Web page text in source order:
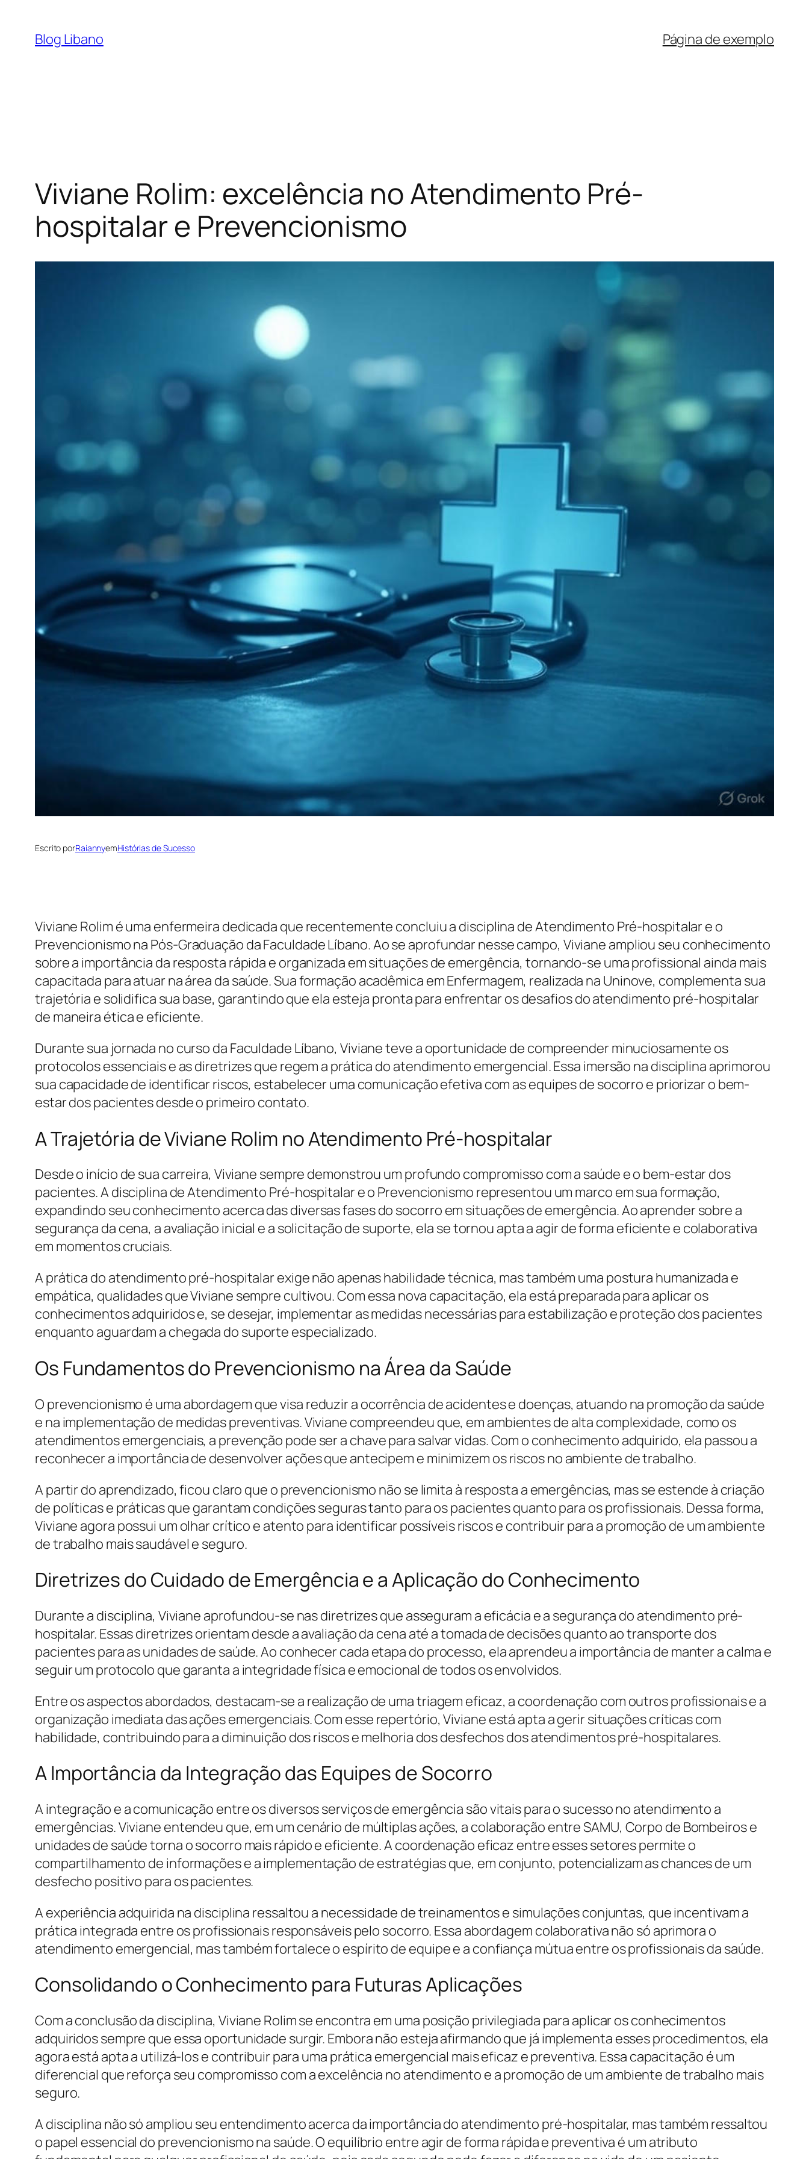
Blog Libano Página de exemplo
Viviane Rolim: excelência no Atendimento Pré-
hospitalar e Prevencionismo
Escrito porRaiannyemHistórias de Sucesso
Viviane Rolim é uma enfermeira dedicada que recentemente concluiu a disciplina de Atendimento Pré-hospitalar e o
Prevencionismo na Pós-Graduação da Faculdade Líbano. Ao se aprofundar nesse campo, Viviane ampliou seu conhecimento
sobre a importância da resposta rápida e organizada em situações de emergência, tornando-se uma profissional ainda mais
capacitada para atuar na área da saúde. Sua formação acadêmica em Enfermagem, realizada na Uninove, complementa sua
trajetória e solidifica sua base, garantindo que ela esteja pronta para enfrentar os desafios do atendimento pré-hospitalar
de maneira ética e eficiente.
Durante sua jornada no curso da Faculdade Líbano, Viviane teve a oportunidade de compreender minuciosamente os
protocolos essenciais e as diretrizes que regem a prática do atendimento emergencial. Essa imersão na disciplina aprimorou
sua capacidade de identificar riscos, estabelecer uma comunicação efetiva com as equipes de socorro e priorizar o bem-
estar dos pacientes desde o primeiro contato.
A Trajetória de Viviane Rolim no Atendimento Pré-hospitalar
Desde o início de sua carreira, Viviane sempre demonstrou um profundo compromisso com a saúde e o bem-estar dos
pacientes. A disciplina de Atendimento Pré-hospitalar e o Prevencionismo representou um marco em sua formação,
expandindo seu conhecimento acerca das diversas fases do socorro em situações de emergência. Ao aprender sobre a
segurança da cena, a avaliação inicial e a solicitação de suporte, ela se tornou apta a agir de forma eficiente e colaborativa
em momentos cruciais.
A prática do atendimento pré-hospitalar exige não apenas habilidade técnica, mas também uma postura humanizada e
empática, qualidades que Viviane sempre cultivou. Com essa nova capacitação, ela está preparada para aplicar os
conhecimentos adquiridos e, se desejar, implementar as medidas necessárias para estabilização e proteção dos pacientes
enquanto aguardam a chegada do suporte especializado.
Os Fundamentos do Prevencionismo na Área da Saúde
O prevencionismo é uma abordagem que visa reduzir a ocorrência de acidentes e doenças, atuando na promoção da saúde
e na implementação de medidas preventivas. Viviane compreendeu que, em ambientes de alta complexidade, como os
atendimentos emergenciais, a prevenção pode ser a chave para salvar vidas. Com o conhecimento adquirido, ela passou a
reconhecer a importância de desenvolver ações que antecipem e minimizem os riscos no ambiente de trabalho.
A partir do aprendizado, ficou claro que o prevencionismo não se limita à resposta a emergências, mas se estende à criação
de políticas e práticas que garantam condições seguras tanto para os pacientes quanto para os profissionais. Dessa forma,
Viviane agora possui um olhar crítico e atento para identificar possíveis riscos e contribuir para a promoção de um ambiente
de trabalho mais saudável e seguro.
Diretrizes do Cuidado de Emergência e a Aplicação do Conhecimento
Durante a disciplina, Viviane aprofundou-se nas diretrizes que asseguram a eficácia e a segurança do atendimento pré-
hospitalar. Essas diretrizes orientam desde a avaliação da cena até a tomada de decisões quanto ao transporte dos
pacientes para as unidades de saúde. Ao conhecer cada etapa do processo, ela aprendeu a importância de manter a calma e
seguir um protocolo que garanta a integridade física e emocional de todos os envolvidos.
Entre os aspectos abordados, destacam-se a realização de uma triagem eficaz, a coordenação com outros profissionais e a
organização imediata das ações emergenciais. Com esse repertório, Viviane está apta a gerir situações críticas com
habilidade, contribuindo para a diminuição dos riscos e melhoria dos desfechos dos atendimentos pré-hospitalares.
A Importância da Integração das Equipes de Socorro
A integração e a comunicação entre os diversos serviços de emergência são vitais para o sucesso no atendimento a
emergências. Viviane entendeu que, em um cenário de múltiplas ações, a colaboração entre SAMU, Corpo de Bombeiros e
unidades de saúde torna o socorro mais rápido e eficiente. A coordenação eficaz entre esses setores permite o
compartilhamento de informações e a implementação de estratégias que, em conjunto, potencializam as chances de um
desfecho positivo para os pacientes.
A experiência adquirida na disciplina ressaltou a necessidade de treinamentos e simulações conjuntas, que incentivam a
prática integrada entre os profissionais responsáveis pelo socorro. Essa abordagem colaborativa não só aprimora o
atendimento emergencial, mas também fortalece o espírito de equipe e a confiança mútua entre os profissionais da saúde.
Consolidando o Conhecimento para Futuras Aplicações
Com a conclusão da disciplina, Viviane Rolim se encontra em uma posição privilegiada para aplicar os conhecimentos
adquiridos sempre que essa oportunidade surgir. Embora não esteja afirmando que já implementa esses procedimentos, ela
agora está apta a utilizá-los e contribuir para uma prática emergencial mais eficaz e preventiva. Essa capacitação é um
diferencial que reforça seu compromisso com a excelência no atendimento e a promoção de um ambiente de trabalho mais
seguro.
A disciplina não só ampliou seu entendimento acerca da importância do atendimento pré-hospitalar, mas também ressaltou
o papel essencial do prevencionismo na saúde. O equilíbrio entre agir de forma rápida e preventiva é um atributo